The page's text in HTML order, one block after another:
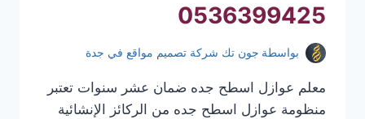
0536399425
بواسطة جون تك شركة تصميم مواقع في جدة
معلم عوازل اسطح جده ضمان عشر سنوات تعتبر
منظومة عوازل اسطح جده من الركائز الإنشائية